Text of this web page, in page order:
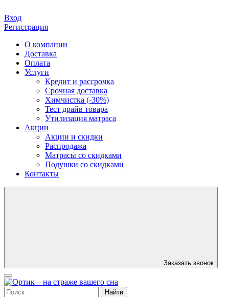
Вход
Регистрация
О компании
Доставка
Оплата
Услуги
Кредит и рассрочка
Срочная доставка
Химчистка (-30%)
Тест драйв товара
Утилизация матраса
Акции
Акции и скидки
Распродажа
Матрасы со скидками
Подушки со скидками
Контакты
Заказать звонок
Найти